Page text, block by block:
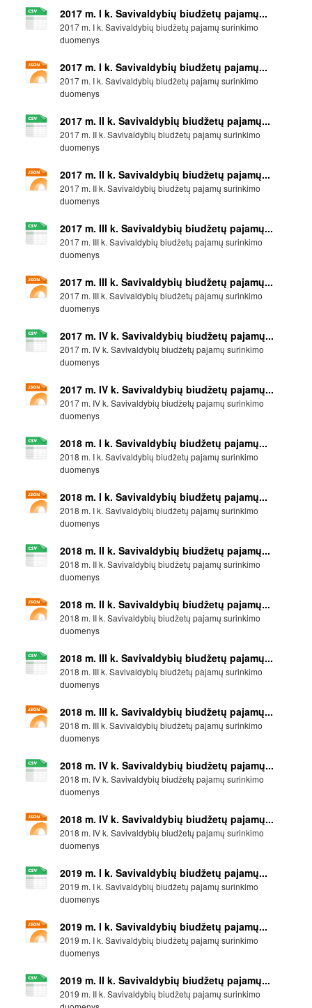
2017 m. I k. Savivaldybių biudžetų pajamų...
2017 m. I k. Savivaldybių biudžetų pajamų surinkimo
duomenys
2017 m. I k. Savivaldybių biudžetų pajamų...
2017 m. I k. Savivaldybių biudžetų pajamų surinkimo
duomenys
2017 m. II k. Savivaldybių biudžetų pajamų...
2017 m. II k. Savivaldybių biudžetų pajamų surinkimo
duomenys
2017 m. II k. Savivaldybių biudžetų pajamų...
2017 m. II k. Savivaldybių biudžetų pajamų surinkimo
duomenys
2017 m. III k. Savivaldybių biudžetų pajamų...
2017 m. III k. Savivaldybių biudžetų pajamų surinkimo
duomenys
2017 m. III k. Savivaldybių biudžetų pajamų...
2017 m. III k. Savivaldybių biudžetų pajamų surinkimo
duomenys
2017 m. IV k. Savivaldybių biudžetų pajamų...
2017 m. IV k. Savivaldybių biudžetų pajamų surinkimo
duomenys
2017 m. IV k. Savivaldybių biudžetų pajamų...
2017 m. IV k. Savivaldybių biudžetų pajamų surinkimo
duomenys
2018 m. I k. Savivaldybių biudžetų pajamų...
2018 m. I k. Savivaldybių biudžetų pajamų surinkimo
duomenys
2018 m. I k. Savivaldybių biudžetų pajamų...
2018 m. I k. Savivaldybių biudžetų pajamų surinkimo
duomenys
2018 m. II k. Savivaldybių biudžetų pajamų...
2018 m. II k. Savivaldybių biudžetų pajamų surinkimo
duomenys
2018 m. II k. Savivaldybių biudžetų pajamų...
2018 m. II k. Savivaldybių biudžetų pajamų surinkimo
duomenys
2018 m. III k. Savivaldybių biudžetų pajamų...
2018 m. III k. Savivaldybių biudžetų pajamų surinkimo
duomenys
2018 m. III k. Savivaldybių biudžetų pajamų...
2018 m. III k. Savivaldybių biudžetų pajamų surinkimo
duomenys
2018 m. IV k. Savivaldybių biudžetų pajamų...
2018 m. IV k. Savivaldybių biudžetų pajamų surinkimo
duomenys
2018 m. IV k. Savivaldybių biudžetų pajamų...
2018 m. IV k. Savivaldybių biudžetų pajamų surinkimo
duomenys
2019 m. I k. Savivaldybių biudžetų pajamų...
2019 m. I k. Savivaldybių biudžetų pajamų surinkimo
duomenys
2019 m. I k. Savivaldybių biudžetų pajamų...
2019 m. I k. Savivaldybių biudžetų pajamų surinkimo
duomenys
2019 m. II k. Savivaldybių biudžetų pajamų...
2019 m. II k. Savivaldybių biudžetų pajamų surinkimo